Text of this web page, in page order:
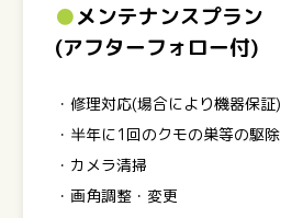
●メンテナンスプラン
(アフターフォロー付)
・修理対応(場合により機器保証)
・半年に1回のクモの巣等の駆除
・カメラ清掃
・画角調整・変更